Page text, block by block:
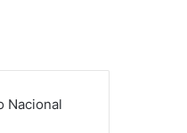
Nacional